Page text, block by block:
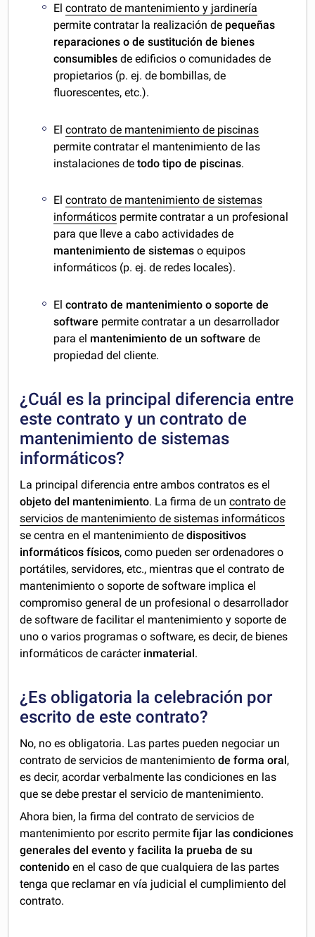
Elcontrato de mantenimiento y jardinería
permite contratar la realización de pequeñas
reparaciones o de sustitución de bienes
consumiblesde edificios o comunidades de
propietarios (p. ej. de bombillas, de
fluorescentes, etc.).
Elcontrato de mantenimiento de piscinas
permite contratar el mantenimiento de las
instalaciones detodo tipo de piscinas.
Elcontrato de mantenimiento de sistemas
informáticos permite contratar a un profesional
para que lleve a cabo actividades de
mantenimiento de sistemas o equipos
informáticos (p. ej. de redes locales).
Elcontrato de mantenimiento o soporte de
software permite contratar a un desarrollador
para el mantenimiento de un software de
propiedad del cliente.
¿Cuál es la principal diferencia entre
este contrato y un contrato de
mantenimiento de sistemas
informáticos?
La principal diferencia entre ambos contratos es el
objeto del mantenimiento. La firma de uncontrato de
servicios de mantenimiento de sistemas informáticos
se centra en el mantenimiento dedispositivos
informáticos físicos, como pueden ser ordenadores o
portátiles, servidores, etc., mientras que el contrato de
mantenimiento o soporte de software implica el
compromiso general de un profesional o desarrollador
de software de facilitar el mantenimiento y soporte de
uno o varios programas o software, es decir, de bienes
informáticos de carácter inmaterial.
¿Es obligatoria la celebración por
escrito de este contrato?
No, no es obligatoria. Las partes pueden negociar un
contrato de servicios de mantenimientode forma oral,
es decir, acordar verbalmente las condiciones en las
que se debe prestar el servicio de mantenimiento.
Ahora bien, la firma del contrato de servicios de
mantenimiento por escrito permite fijar las condiciones
generales del evento yfacilita la prueba de su
contenido en el caso de que cualquiera de las partes
tenga que reclamar en vía judicial el cumplimiento del
contrato.